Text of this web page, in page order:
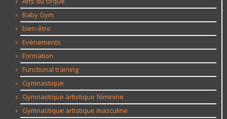
Baby Gym
bien-être
Evénements
Formation
Functional training
Gymnastique
Gymnastique artistique féminine
Gymnastique artistique masculine